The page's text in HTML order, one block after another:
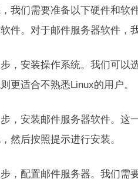
我们需要准备以下硬件和软
件。对于邮件服务器软件，
，安装操作系统。我们可以
更适合不熟悉Linux的用户。
，安装邮件服务器软件。这
然后按照提示进行安装。
，配置邮件服务器。我们需